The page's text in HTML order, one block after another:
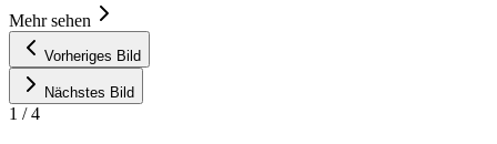
Mehr sehen
Vorheriges Bild
Nächstes Bild
1 /4